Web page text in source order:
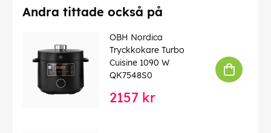
Andra tittade också på
OBH Nordica
Tryckkokare Turbo
Cuisine 1090 W
QK7548S0
2157 kr